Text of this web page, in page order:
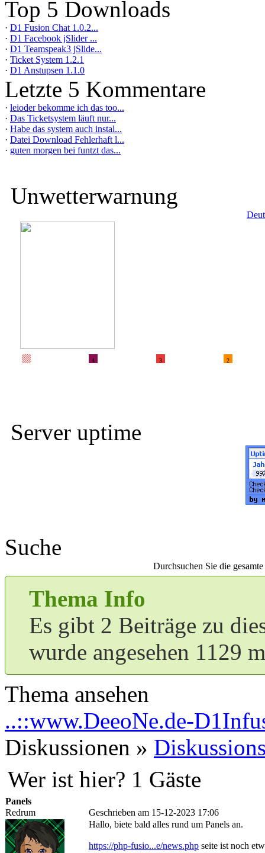
Top 5 Downloads
· D1 Fusion Chat 1.0.2...
· D1 Facebook jSlider ...
· D1 Teamspeak3 jSlide...
· Ticket System 1.2.1
· D1 Anstupsen 1.1.0
Letzte 5 Kommentare
· leioder bekomme ich das too...
· Das Ticketsystem läuft nur...
· Habe das system auch instal...
· Datei Download Fehlerhaft l...
· guten morgen bei funtzt das...
Unwetterwarnung
4 3 2
Server uptime
Suche
Durchsuchen Sie die
Thema Info
Es gibt 2 Beiträge zu
wurde angesehen 1129
Thema ansehen
..::www.DeeoNe.de-
Diskussionen »
Wer ist hier? 1 Gäste
Panels
Redrum
Geschrieben am 15-12-2023 17:06
Hallo, biete bald alles rund um Panels an.
https://php-fusio...e/news.php seite ist noch